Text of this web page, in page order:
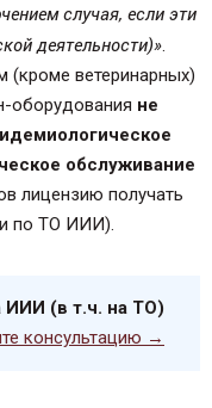
случая, если эти
деятельности)».
ветеринарных)
оборудования не
обслуживание
лицензию получать
по ТО ИИИ).
(в т.ч. на ТО)
консультацию →